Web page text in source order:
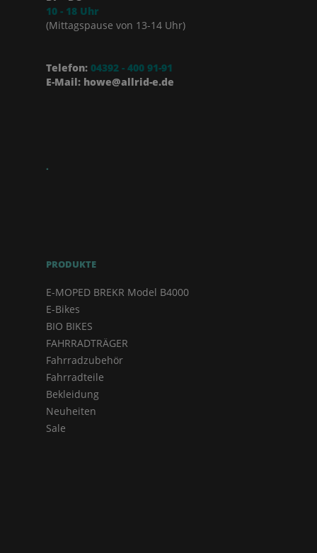
10 - 18 Uhr
(Mittagspause von 13-14 Uhr)
Telefon: 04392 - 400 91-91
E-Mail: howe@allrid-e.de
.
PRODUKTE
E-MOPED BREKR Model B4000
E-Bikes
BIO BIKES
FAHRRADTRÄGER
Fahrradzubehör
Fahrradteile
Bekleidung
Neuheiten
Sale